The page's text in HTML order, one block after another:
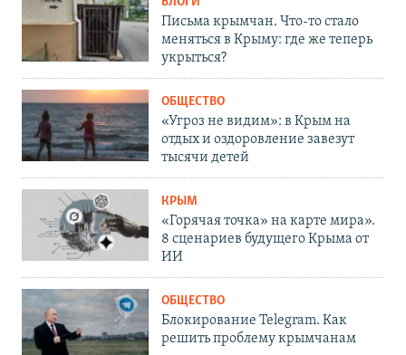
Письма крымчан. Что-то стало
меняться в Крыму: где же теперь
укрыться?
ОБЩЕСТВО
«Угроз не видим»: в Крым на
отдых и оздоровление завезут
тысячи детей
КРЫМ
«Горячая точка» на карте мира».
8 сценариев будущего Крыма от
ИИ
ОБЩЕСТВО
Блокирование Telegram. Как
решить проблему крымчанам